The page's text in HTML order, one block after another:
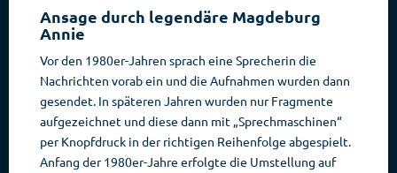
Ansage durch legendäre Magdeburg
Annie
Vor den 1980er-Jahren sprach eine Sprecherin die
Nachrichten vorab ein und die Aufnahmen wurden dann
gesendet. In späteren Jahren wurden nur Fragmente
aufgezeichnet und diese dann mit „Sprechmaschinen“
per Knopfdruck in der richtigen Reihenfolge abgespielt.
Anfang der 1980er-Jahre erfolgte die Umstellung auf